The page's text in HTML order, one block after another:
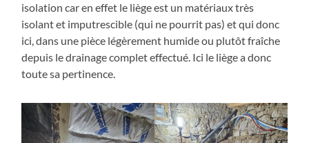
isolation car en effet le liège est un matériaux très
isolant et imputrescible (qui ne pourrit pas) et qui donc
ici, dans une pièce légèrement humide ou plutôt fraîche
depuis le drainage complet effectué. Ici le liège a donc
toute sa pertinence.